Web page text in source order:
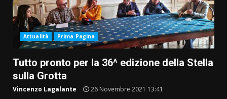
Attualità Prima Pagina
Tutto pronto per la 36^ edizione della Stella
sulla Grotta
Vincenzo Lagalante 26 Novembre 2021 13:41